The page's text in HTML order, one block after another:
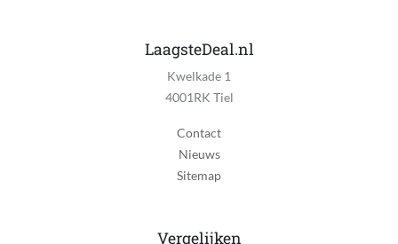
LaagsteDeal.nl
Kwelkade 1
4001RK Tiel
Contact
Nieuws
Sitemap
Vergelijken